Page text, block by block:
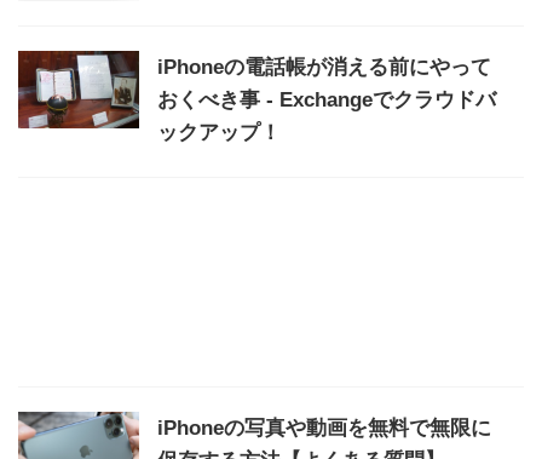
iPhoneの電話帳が消える前にやって
おくべき事 - Exchangeでクラウドバ
ックアップ！
iPhoneの写真や動画を無料で無限に